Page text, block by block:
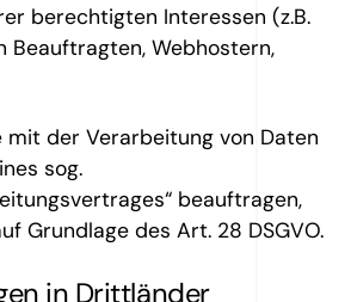
berechtigten Interessen (z.B.
Beauftragten, Webhostern,
mit der Verarbeitung von Daten
sog.
beauftragen,
Grundlage des Art. 28 DSGVO.
in Drittländer